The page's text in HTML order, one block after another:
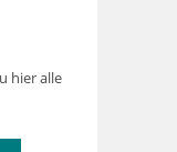
hier alle